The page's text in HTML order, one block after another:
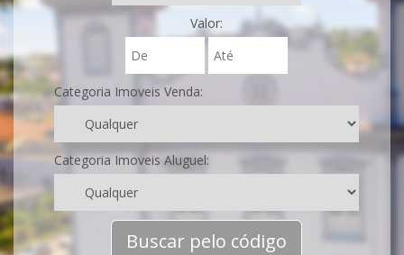
Valor:
Categoria Imoveis Venda:
Categoria Imoveis Aluguel:
Buscar pelo código